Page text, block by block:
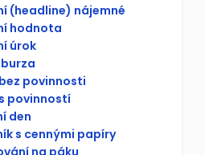
(headline) nájemné
hodnota
úrok
povinnosti
povinností
den
s cennými papíry
na páku